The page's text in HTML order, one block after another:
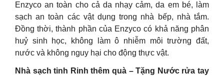
Enzyco an toàn cho cả da nhạy cảm, da em bé, làm
sạch an toàn các vật dụng trong nhà bếp, nhà tắm.
Đồng thời, thành phần của Enzyco có khả năng phân
huỷ sinh học, không làm ô nhiễm môi trường đất,
nước và không nguy hại cho động thực vật.
Nhà sạch tinh Rinh thêm quà – Tặng Nước rửa tay